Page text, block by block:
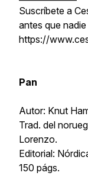
Suscríbete a
antes que
https://
Pan
Autor: Knut
Trad. del
Lorenzo.
Editorial:
150 págs.